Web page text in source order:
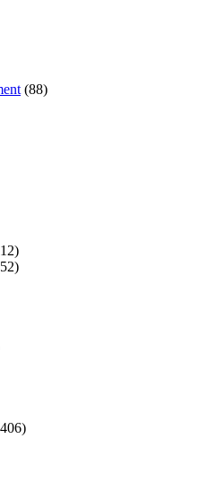
(88)